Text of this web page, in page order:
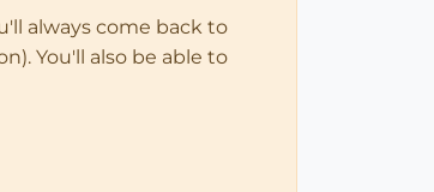
always come back to
You'll also be able to